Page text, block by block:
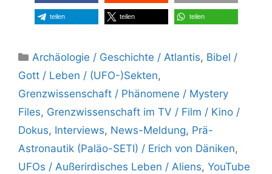
teilen teilen teilen
Kategorien
Archäologie / Geschichte / Atlantis, Bibel /
Gott / Leben / (UFO-)Sekten,
Grenzwissenschaft / Phänomene / Mystery
Files, Grenzwissenschaft im TV / Film / Kino /
Dokus, Interviews, News-Meldung, Prä-
Astronautik (Paläo-SETI) / Erich von Däniken,
UFOs / Außerirdisches Leben / Aliens, YouTube